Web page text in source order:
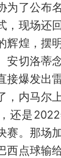
为了公布
，现场还
辉煌，摆
安切洛蒂
接爆发出
，内马尔
还是
赛。那场
西点球输